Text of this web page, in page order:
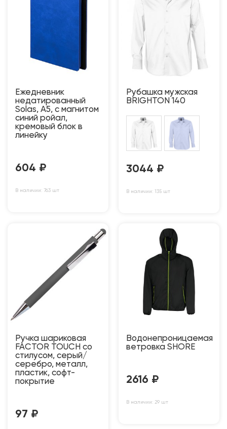
Ежедневник
недатированный
Solas, А5, с магнитом
синий ройал,
кремовый блок в
линейку
604 ₽
В наличии: 763 шт
Рубашка мужская
BRIGHTON 140
3044 ₽
В наличии: 135 шт
Ручка шариковая
FACTOR TOUCH со
стилусом, серый/
серебро, металл,
пластик, софт-
покрытие
97 ₽
Водонепроницаемая
ветровка SHORE
2616 ₽
В наличии: 29 шт